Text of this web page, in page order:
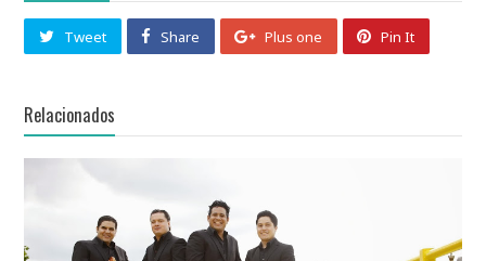
Tweet Share Plus one Pin It
Relacionados